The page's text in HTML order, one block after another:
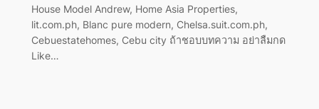
House Model Andrew, Home Asia Properties,
lit.com.ph, Blanc pure modern, Chelsa.suit.com.ph,
Cebuestatehomes, Cebu city ถ้าชอบบทความ อย่าลืมกด
Like…